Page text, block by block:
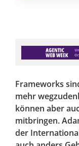
Frameworks
mehr
können aber
mitbringen.
der